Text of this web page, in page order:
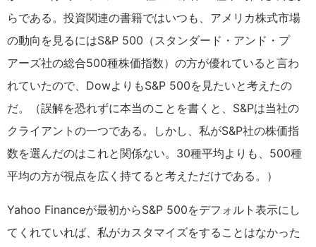
らである。投資関連の書籍ではいつも、アメリカ株式市場
の動向を見るにはS&P 500（スタンダード・アンド・プ
アーズ社の総合500種株価指数）の方が優れていると言わ
れていたので、DowよりもS&P 500を見たいと考えたの
だ。（誤解を恐れずに本当のことを書くと、S&Pは当社の
クライアントの一つである。しかし、私がS&P社の株価指
数を選んだのはこれと関係ない。30種平均よりも、500種
平均の方が視点を広く持てると考えただけである。）
Yahoo Financeが最初からS&P 500をデフォルト表示にし
てくれていれば、私がカスタマイズをすることはなかった